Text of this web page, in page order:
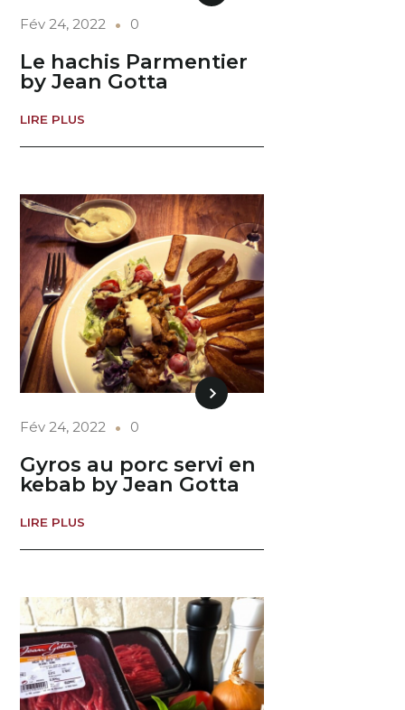
Fév 24, 2022 0
Le hachis Parmentier
by Jean Gotta
LIRE PLUS
Fév 24, 2022 0
Gyros au porc servi en
kebab by Jean Gotta
LIRE PLUS